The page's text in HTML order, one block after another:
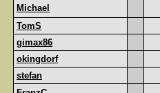
Michael
TomS
gimax86
okingdorf
stefan